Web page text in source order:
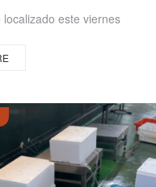
localizado este viernes